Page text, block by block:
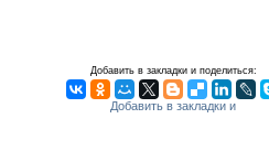
Добавить в закладки и поделиться: